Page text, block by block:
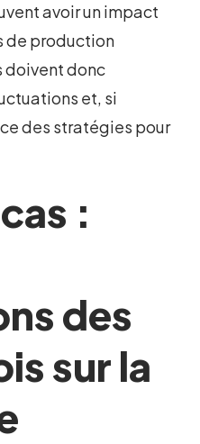
avoir un impact
de production
doivent donc
et, si
des stratégies pour
:
des
sur la